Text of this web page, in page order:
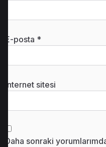
E-posta *
İnternet sitesi
Daha sonraki